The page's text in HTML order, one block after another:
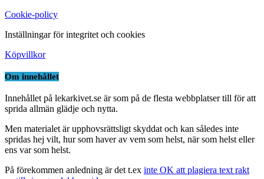
Cookie-policy
Inställningar för integritet och cookies
Köpvillkor
Om innehållet
Innehållet på lekarkivet.se är som på de flesta webbplatser till för att
sprida allmän glädje och nytta.
Men materialet är upphovsrättsligt skyddat och kan således inte
spridas hej vilt, hur som haver av vem som helst, när som helst eller
ens var som helst.
På förekommen anledning är det t.ex inte OK att plagiera text rakt